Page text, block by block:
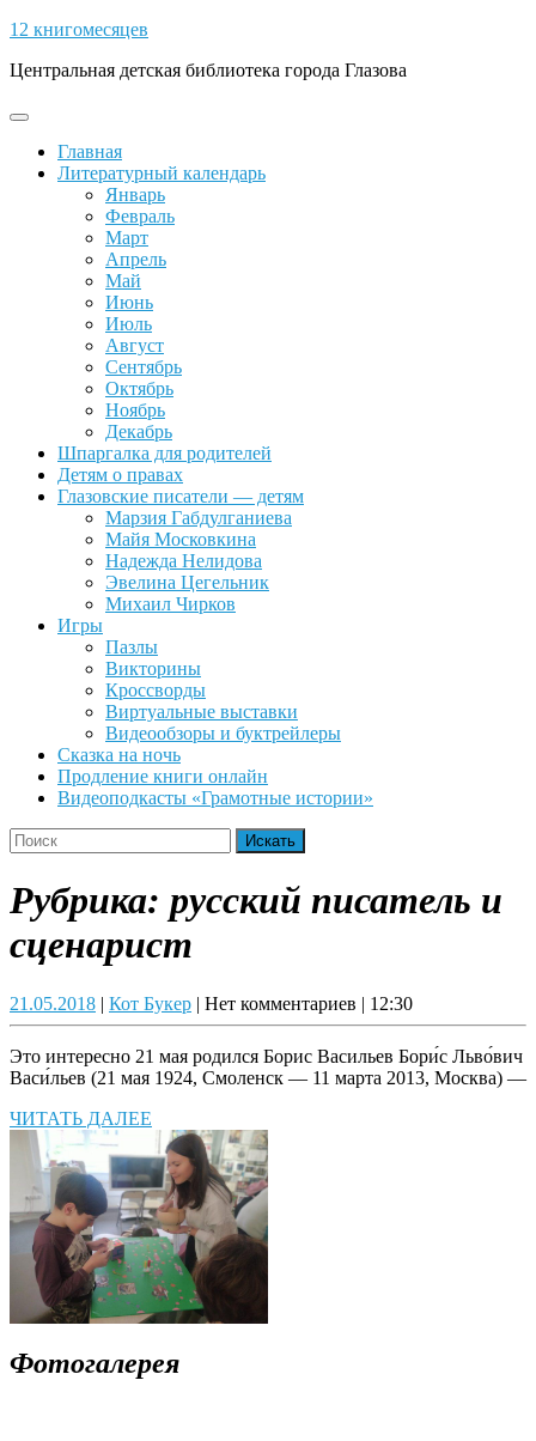
Skip
content
12 книгомесяцев
Центральная детская библиотека города Глазова
Open
ButtonГлавная
Литературный календарь
Январь
Февраль
Март
Апрель
Май
Июнь
Июль
Август
Сентябрь
Октябрь
Ноябрь
Декабрь
Шпаргалка для родителей
Детям о правах
Глазовские писатели — детям
Марзия Габдулганиева
Майя Московкина
Надежда Нелидова
Эвелина Цегельник
Михаил Чирков
Игры
Пазлы
Викторины
Кроссворды
Виртуальные выставки
Видеообзоры и буктрейлеры
Сказка на ночь
Продление книги онлайн
Видеоподкасты «Грамотные истории»
Close
Button
Search
for:
Рубрика: русский писатель и
сценарист
21.05.201821.05.2018
| Кот БукерКот
Букер
| Нет комментариев | 12:30
Это интересно 21 мая родился Борис Васильев Бори́с Льво́вич
Васи́льев (21 мая 1924, Смоленск — 11 марта 2013, Москва) —
ЧИТАТЬ ДАЛЕЕ
ДАЛЕЕ
Фотогалерея